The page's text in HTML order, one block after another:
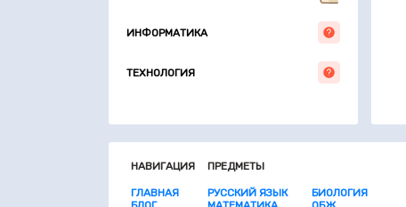
ИНФОРМАТИКА
ТЕХНОЛОГИЯ
НАВИГАЦИЯ
ГЛАВНАЯ
ПРЕДМЕТЫ
РУССКИЙ ЯЗЫК
БИОЛОГИЯ